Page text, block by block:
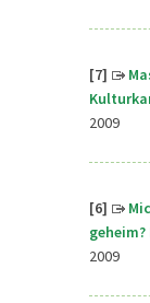
[7]
2009
[6]
2009